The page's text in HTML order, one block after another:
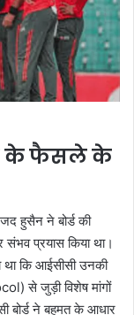
के फैसले के
हुसैन ने बोर्ड की
संभव प्रयास किया था।
कि आईसीसी उनकी
से जुड़ी विशेष मांगों
बोर्ड ने बहुमत के आधार